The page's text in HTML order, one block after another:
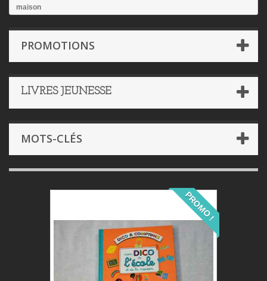
maison
PROMOTIONS
LIVRES JEUNESSE
MOTS-CLÉS
PROMO !